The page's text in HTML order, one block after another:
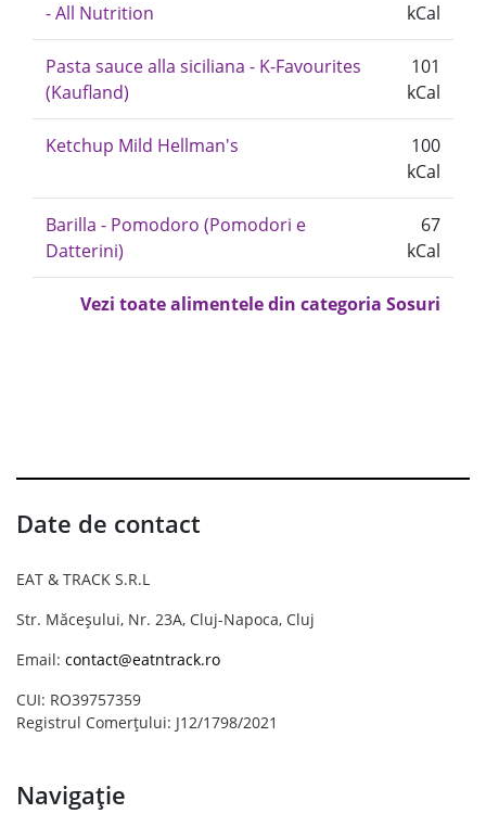
- All Nutrition
kCal
Pasta sauce alla siciliana - K-Favourites
(Kaufland)
101
kCal
Ketchup Mild Hellman's
100
kCal
Barilla - Pomodoro (Pomodori e
Datterini)
67
kCal
Vezi toate alimentele din categoria Sosuri
Date de contact
EAT & TRACK S.R.L
Str. Măceșului, Nr. 23A, Cluj-Napoca, Cluj
Email: contact@eatntrack.ro
CUI: RO39757359
Registrul Comerțului: J12/1798/2021
Navigație